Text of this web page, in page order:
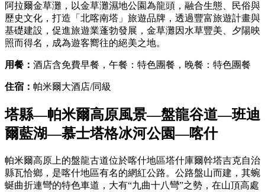
阿拉爾金草灘，以金草灘濕地公園為龍頭，融合生態、民俗與
歷史文化，打造「北喀南塔」旅遊品牌，透過豐富旅遊計畫與
基礎建設，促進旅遊業蓬勃發展，金草灘因水草豐美、夕陽映
照而得名，成為遊客嚮往的絕美之地。
用餐： 酒店含免費早餐，午餐：特色團餐，晚餐：特色團餐
住宿： 帕米爾大酒店/同級
塔縣—帕米爾高原風景—盤龍谷道—班迪
爾藍湖—慕士塔格冰河公園—喀什
帕米爾高原上的盤龍古道位於喀什地區塔什庫爾幹塔吉克自治
縣瓦恰鄉，是喀什地區有名的網紅公路。公路盤山而建，其蜿
蜒曲折連彎的特色車道，大有“九曲十八彎”之勢，在山頂高處